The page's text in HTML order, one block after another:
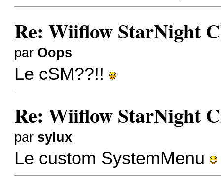
Re: Wiiflow StarNight
par Oops
Le cSM??!!
Re: Wiiflow StarNight
par sylux
Le custom SystemMenu